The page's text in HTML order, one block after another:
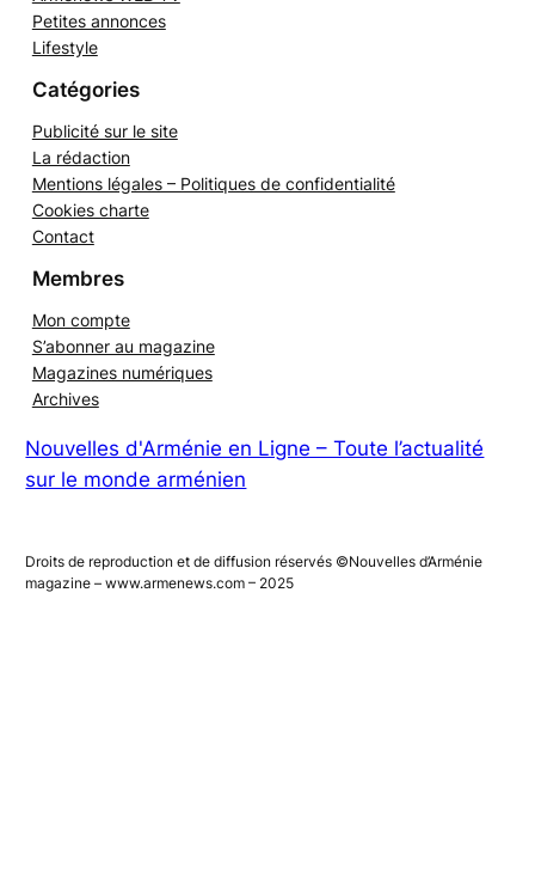
Petites annonces
Lifestyle
Catégories
Publicité sur le site
La rédaction
Mentions légales – Politiques de confidentialité
Cookies charte
Contact
Membres
Mon compte
S’abonner au magazine
Magazines numériques
Archives
Nouvelles d'Arménie en Ligne – Toute l’actualité
sur le monde arménien
Droits de reproduction et de diffusion réservés ©Nouvelles d’Arménie
magazine – www.armenews.com – 2025